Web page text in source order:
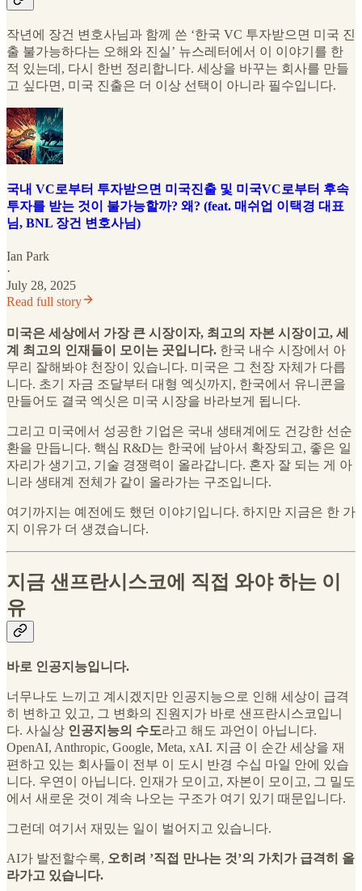
작년에 장건 변호사님과 함께 쓴 ‘한국 VC 투자받으면 미국 진
출 불가능하다는 오해와 진실’ 뉴스레터에서 이 이야기를 한
적 있는데, 다시 한번 정리합니다. 세상을 바꾸는 회사를 만들
고 싶다면, 미국 진출은 더 이상 선택이 아니라 필수입니다.
국내 VC로부터 투자받으면 미국진출 및 미국VC로부터 후속
투자를 받는 것이 불가능할까? 왜? (feat. 매쉬업 이택경 대표
님, BNL 장건 변호사님)
Ian Park
·
July 28, 2025
Read full story
미국은 세상에서 가장 큰 시장이자, 최고의 자본 시장이고, 세
계 최고의 인재들이 모이는 곳입니다. 한국 내수 시장에서 아
무리 잘해봐야 천장이 있습니다. 미국은 그 천장 자체가 다릅
니다. 초기 자금 조달부터 대형 엑싯까지, 한국에서 유니콘을
만들어도 결국 엑싯은 미국 시장을 바라보게 됩니다.
그리고 미국에서 성공한 기업은 국내 생태계에도 건강한 선순
환을 만듭니다. 핵심 R&D는 한국에 남아서 확장되고, 좋은 일
자리가 생기고, 기술 경쟁력이 올라갑니다. 혼자 잘 되는 게 아
니라 생태계 전체가 같이 올라가는 구조입니다.
여기까지는 예전에도 했던 이야기입니다. 하지만 지금은 한 가
지 이유가 더 생겼습니다.
지금 샌프란시스코에 직접 와야 하는 이
유
바로 인공지능입니다.
너무나도 느끼고 계시겠지만 인공지능으로 인해 세상이 급격
히 변하고 있고, 그 변화의 진원지가 바로 샌프란시스코입니
다. 사실상 인공지능의 수도라고 해도 과언이 아닙니다.
OpenAI, Anthropic, Google, Meta, xAI. 지금 이 순간 세상을 재
편하고 있는 회사들이 전부 이 도시 반경 수십 마일 안에 있습
니다. 우연이 아닙니다. 인재가 모이고, 자본이 모이고, 그 밀도
에서 새로운 것이 계속 나오는 구조가 여기 있기 때문입니다.
그런데 여기서 재밌는 일이 벌어지고 있습니다.
AI가 발전할수록, 오히려 ’직접 만나는 것’의 가치가 급격히 올
라가고 있습니다.